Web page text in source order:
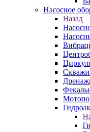
Насосное
Назад